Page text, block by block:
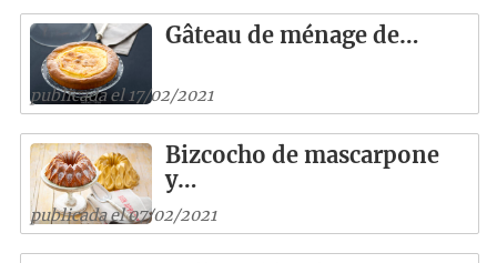
Gâteau de ménage de…
publicada el 17/02/2021
Bizcocho de mascarpone
y…
publicada el 07/02/2021